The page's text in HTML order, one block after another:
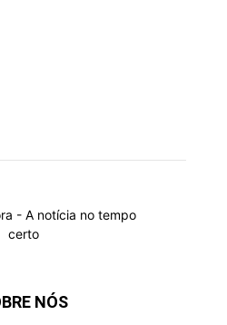
NÓS